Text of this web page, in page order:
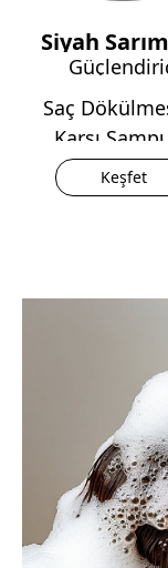
Siyah
Özü
Saç
Karşı
Keşfet